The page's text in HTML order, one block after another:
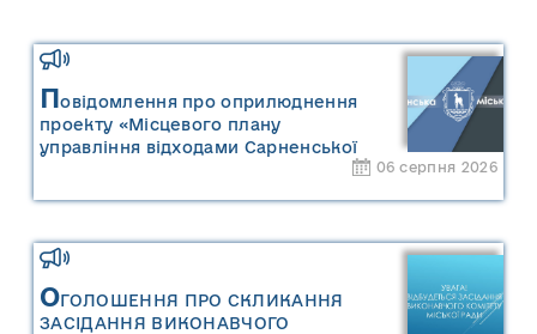
Повідомлення про оприлюднення
проекту «Місцевого плану
управління відходами Сарненської
міської територіальної громади» та
управління відходами Сарненської
міської територіальної громади»
06 серпня 2026
ОГОЛОШЕННЯ ПРО СКЛИКАННЯ
ЗАСІДАННЯ ВИКОНАВЧОГО